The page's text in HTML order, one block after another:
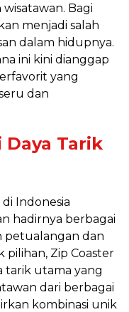
Bagi
menjadi salah
dalam hidupnya.
ini kini dianggap
yang
dan
Daya Tarik
Indonesia
hadirnya berbagai
petualangan dan
pilihan, Zip Coaster
tarik utama yang
dari berbagai
kombinasi unik